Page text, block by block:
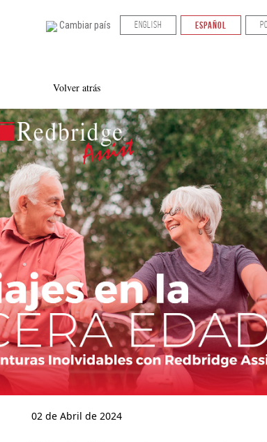
Cambiar país ENGLISH ESPAÑOL
Volver atrás
02 de Abril de 2024